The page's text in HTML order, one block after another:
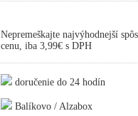
Nepremeškajte najvýhodnejší
cenu, iba 3,99€ s DPH
doručenie do 24 hodín
Balíkovo / Alzabox